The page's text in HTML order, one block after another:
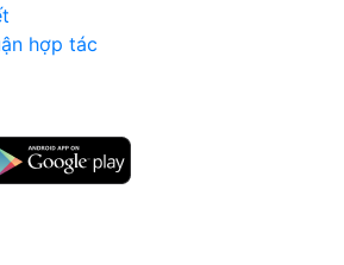
hợp tác